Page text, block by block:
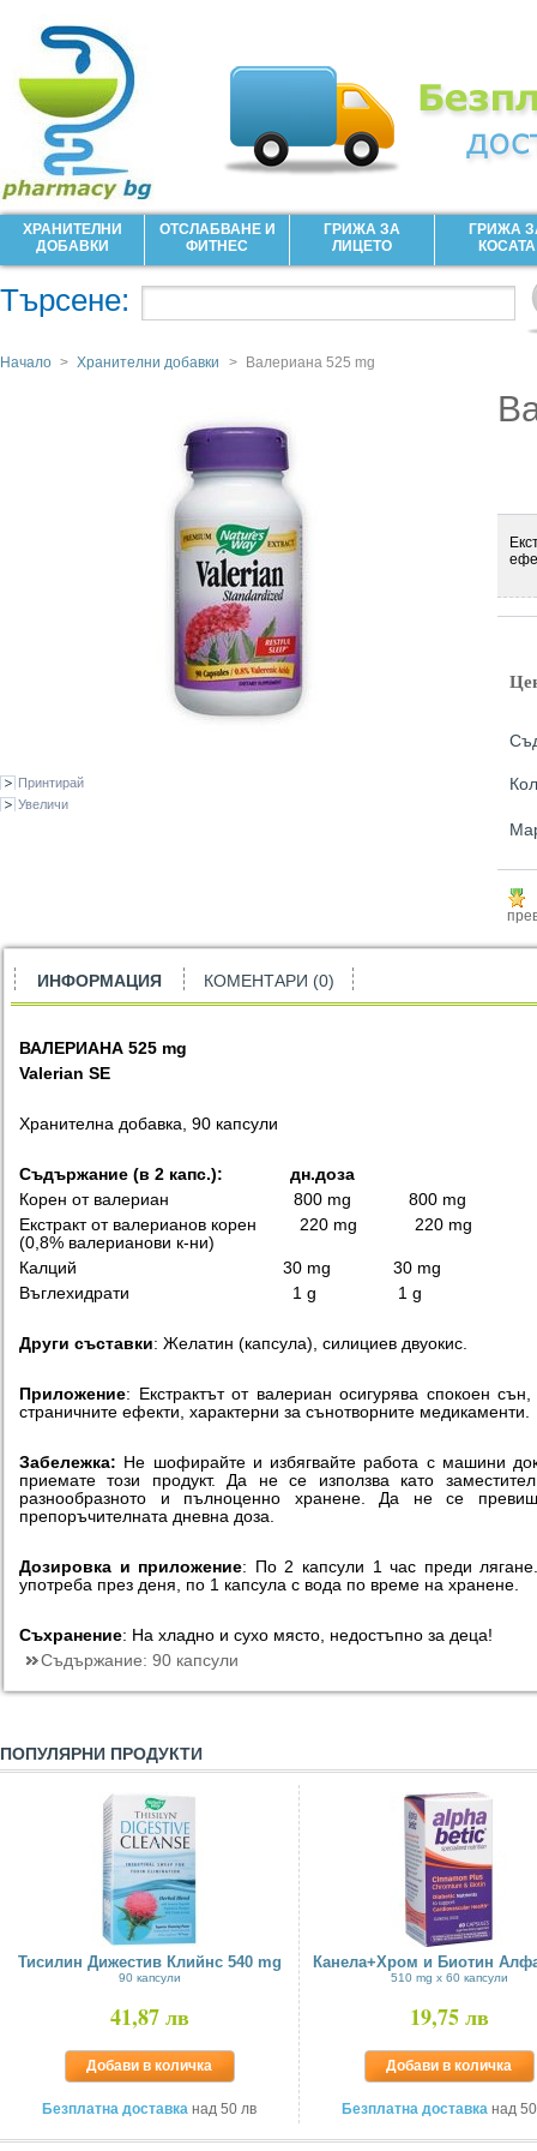
ХРАНИТЕЛНИ
ДОБАВКИ
ОТСЛАБВАНЕ И
ФИТНЕС
ГРИЖА ЗА
ЛИЦЕТО
ГРИЖА
КОСАТА
Търсене:
Начало > Хранителни добавки > Валериана 525 mg
Принтирай
Увеличи
ИНФОРМАЦИЯ КОМЕНТАРИ (0)
ВАЛЕРИАНА 525 mg
Valerian SE
Хранителна добавка, 90 капсули
Съдържание (в 2 капс.):
дн.доза
Корен от валериан 800 mg 800 mg
Екстракт от валерианов корен 220 mg 220 mg
(0,8% валерианови к-ни)
Калций 30 mg 30 mg
Въглехидрати 1 g 1 g
Други съставки: Желатин (капсула), силициев двуокис.
Приложение: Екстрактът от валериан осигурява спокоен сън,
страничните ефекти, характерни за сънотворните медикаменти.
Забележка: Не шофирайте и избягвайте работа с машини
приемате този продукт. Да не се използва като
разнообразното и пълноценно хранене. Да не се
препоръчителната дневна доза.
Дозировка и приложение: По 2 капсули 1 час преди
употреба през деня, по 1 капсула с вода по време на хранене.
Съхранение: На хладно и сухо място, недостъпно за деца!
Съдържание: 90 капсули
ПОПУЛЯРНИ ПРОДУКТИ
Тисилин Дижестив Клийнс 540 mg
90 капсули
41,87 лв
Добави в количка
Безплатна доставка над 50 лв
Канела+Хром и Биотин
510 mg x 60 капсули
19,75 лв
Добави в количка
Безплатна доставка над